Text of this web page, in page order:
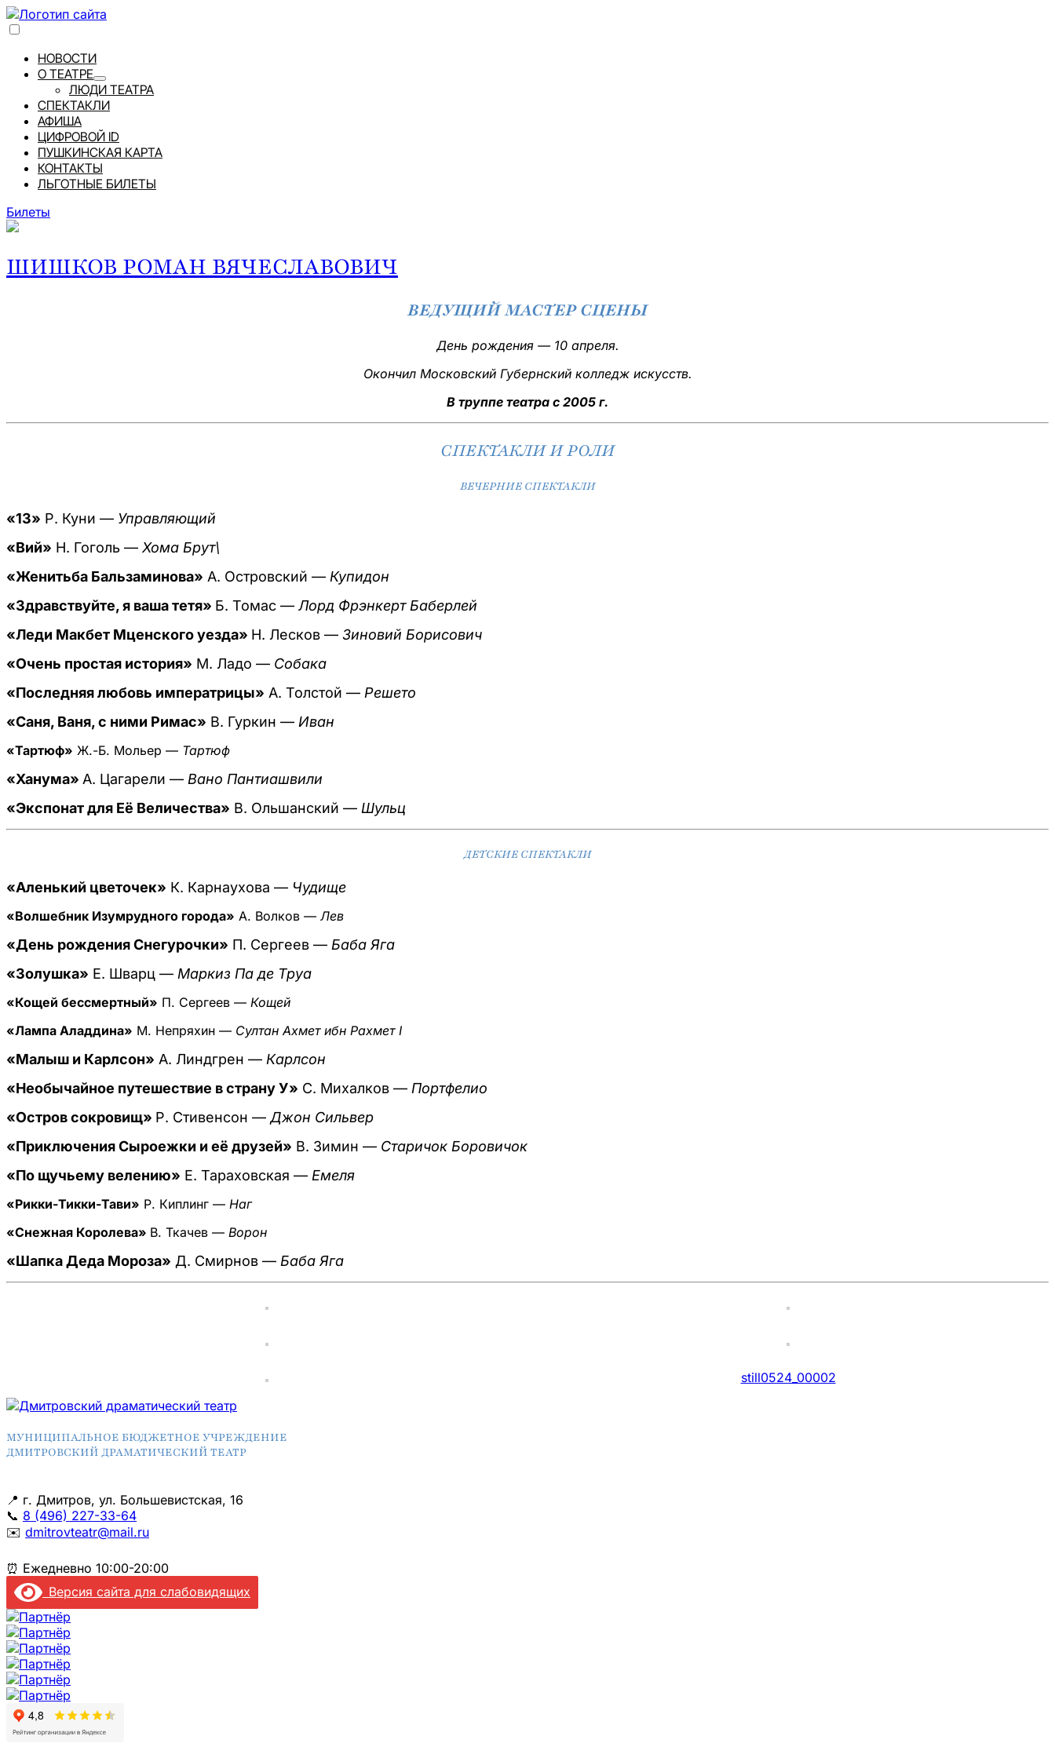
НОВОСТИ
О ТЕАТРЕ
ЛЮДИ ТЕАТРА
СПЕКТАКЛИ
АФИША
ЦИФРОВОЙ ID
ПУШКИНСКАЯ КАРТА
КОНТАКТЫ
ЛЬГОТНЫЕ БИЛЕТЫ
Билеты
ШИШКОВ РОМАН ВЯЧЕСЛАВОВИЧ
ВЕДУЩИЙ МАСТЕР СЦЕНЫ
День рождения — 10 апреля.
Окончил Московский Губернский колледж искусств.
В труппе театра с 2005 г.
СПЕКТАКЛИ И РОЛИ
ВЕЧЕРНИЕ СПЕКТАКЛИ
«13» Р. Куни — Управляющий
«Вий» Н. Гоголь — Хома Брут\
«Женитьба Бальзаминова» А. Островский — Купидон
«Здравствуйте, я ваша тетя» Б. Томас — Лорд Фрэнкерт Баберлей
«Леди Макбет Мценского уезда» Н. Лесков — Зиновий Борисович
«Очень простая история» М. Ладо — Собака
«Последняя любовь императрицы» А. Толстой — Решето
«Саня, Ваня, с ними Римас» В. Гуркин — Иван
«Тартюф» Ж.-Б. Мольер — Тартюф
«Ханума» А. Цагарели — Вано Пантиашвили
«Экспонат для Её Величества» В. Ольшанский — Шульц
ДЕТСКИЕ СПЕКТАКЛИ
«Аленький цветочек» К. Карнаухова — Чудище
«Волшебник Изумрудного города» А. Волков — Лев
«День рождения Снегурочки» П. Сергеев — Баба Яга
«Золушка» Е. Шварц — Маркиз Па де Труа
«Кощей бессмертный» П. Сергеев — Кощей
«Лампа Аладдина» М. Непряхин — Султан Ахмет ибн Рахмет I
«Малыш и Карлсон» А. Линдгрен — Карлсон
«Необычайное путешествие в страну У» С. Михалков — Портфелио
«Остров сокровищ» Р. Стивенсон — Джон Сильвер
«Приключения Сыроежки и её друзей» В. Зимин — Старичок Боровичок
«По щучьему велению» Е. Тараховская — Емеля
«Рикки-Тикки-Тави» Р. Киплинг — Наг
«Снежная Королева» В. Ткачев — Ворон
«Шапка Деда Мороза» Д. Смирнов — Баба Яга
still0524_00002
МУНИЦИПАЛЬНОЕ БЮДЖЕТНОЕ УЧРЕЖДЕНИЕ
ДМИТРОВСКИЙ ДРАМАТИЧЕСКИЙ ТЕАТР
📍 г. Дмитров, ул. Большевистская, 16
📞 8 (496) 227-33-64
✉️ dmitrovteatr@mail.ru
⏰ Ежедневно 10:00-20:00
Версия сайта для слабовидящих